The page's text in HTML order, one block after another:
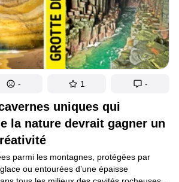
uniques qui
la nature devrait gagner un
parmi les montagnes, protégées par
ou entourées d’une épaisse
- 1 -